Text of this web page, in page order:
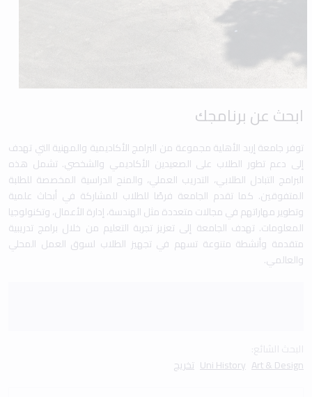
ابحث عن برنامجك
توفر جامعة إربد الأهلية مجموعة من البرامج الأكاديمية والمهنية التي تهدف
إلى دعم تطور الطلاب على الصعيدين الأكاديمي والشخصي. تشمل هذه
البرامج التبادل الطلابي، التدريب العملي، والمنح الدراسية المخصصة للطلبة
المتفوقين. كما تقدم الجامعة فرصًا للطلاب للمشاركة في أبحاث علمية
وتطوير مهاراتهم في مجالات متعددة مثل الهندسة، إدارة الأعمال، وتكنولوجيا
المعلومات. تهدف الجامعة إلى تعزيز تجربة التعليم من خلال برامج تدريبية
متقدمة وأنشطة متنوعة تسهم في تجهيز الطلاب لسوق العمل المحلي
والعالمي.
Art & Design
Uni History تخريج